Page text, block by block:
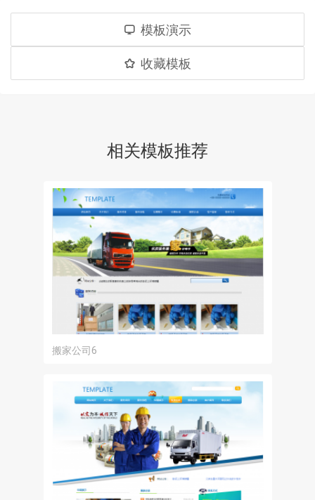
模板演示
收藏模板
相关模板推荐
搬家公司6